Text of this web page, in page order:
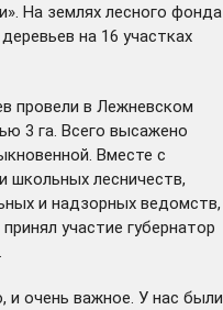
На землях лесного фонда
на 16 участках
провели в Лежневском
3 га. Всего высажено
Вместе с
школьных лесничеств,
и надзорных ведомств,
участие губернатор
и очень важное. У нас были